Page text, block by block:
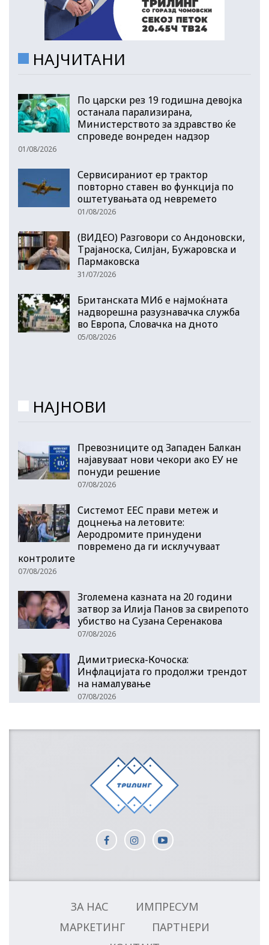
НАЈЧИТАНИ
По царски рез 19 годишна девојка
останала парализирана,
Министерството за здравство ќе
спроведе вонреден надзор
01/08/2026
Сервисираниот ер трактор
повторно ставен во функција по
оштетувањата од невремето
01/08/2026
(ВИДЕО) Разговори со Андоновски,
Трајаноска, Силјан, Бужаровска и
Пармаковска
31/07/2026
Британската МИ6 е најмоќната
надворешна разузнавачка служба
во Европа, Словачка на дното
05/08/2026
НАЈНОВИ
Превозниците од Западен Балкан
најавуваат нови чекори ако ЕУ не
понуди решение
07/08/2026
Системот ЕЕС прави метеж и
доцнења на летовите:
Аеродромите принудени
повремено да ги исклучуваат
контролите
07/08/2026
Зголемена казната на 20 години
затвор за Илија Панов за свирепото
убиство на Сузана Серенакова
07/08/2026
Димитриеска-Кочоска:
Инфлацијата го продолжи трендот
на намалување
07/08/2026
ЗА НАС
ИМПРЕСУМ
МАРКЕТИНГ
ПАРТНЕРИ